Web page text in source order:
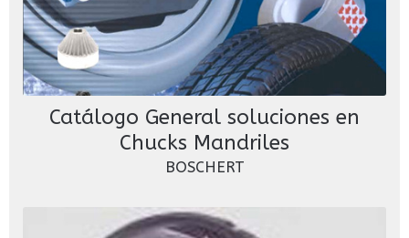
Catálogo General soluciones en
Chucks Mandriles
BOSCHERT